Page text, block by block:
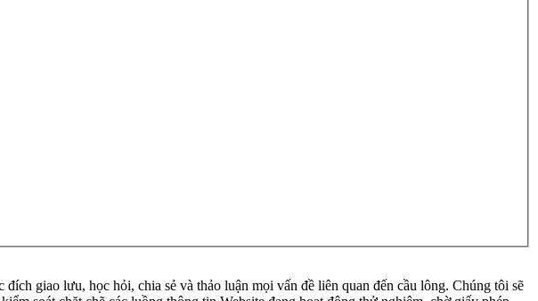
giao lưu, học hỏi, chia sẻ và thảo luận mọi vấn đề liên quan đến cầu lông. Chúng tôi sẽ